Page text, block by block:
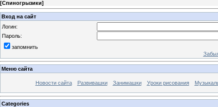
[Спиногрызики]
Вход на сайт
Логин:
Пароль:
запомнить
Меню сайта
Новости сайта Развивашки Занимашки Уроки рисования
Categories